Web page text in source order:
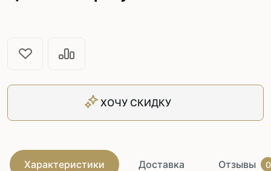
ХОЧУ СКИДКУ
Характеристики Доставка Отзывы 0